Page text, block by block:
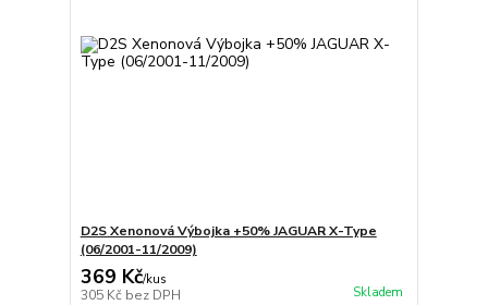
D2S Xenonová Výbojka +50% JAGUAR X-Type
(06/2001-11/2009)
369 Kč/kus
305 Kč bez DPH Skladem